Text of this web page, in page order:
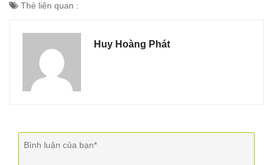
Thẻ liên quan :
Huy Hoàng Phát